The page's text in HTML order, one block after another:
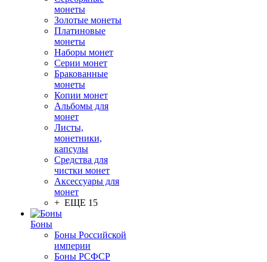
монеты
Золотые монеты
Платиновые
монеты
Наборы монет
Серии монет
Бракованные
монеты
Копии монет
Альбомы для
монет
Листы,
монетники,
капсулы
Средства для
чистки монет
Аксессуары для
монет
+ ЕЩЕ 15
Боны
Боны Российской
империи
Боны РСФСР